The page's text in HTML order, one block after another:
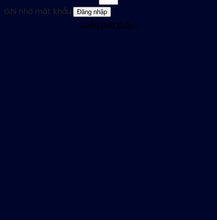
Ghi nhớ mật khẩu
Đăng nhập
Quên mật khẩu?